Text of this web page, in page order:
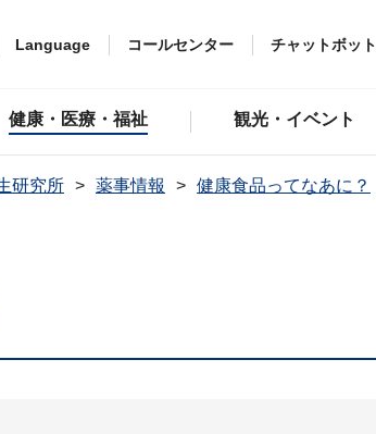
Language コールセンター チャットボット
健康・医療・福祉 観光・イベント
研究所 薬事情報 健康食品ってなあに？